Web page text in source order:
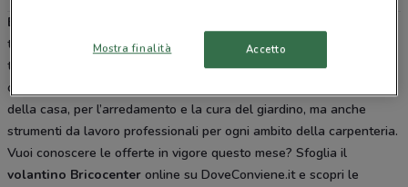
Bricocenter
tutto il materiale necessario per il bricolage. Presente su tutto il
territorio nazionale con i suoi numerosi megastore,Bricocenter
offre tantissimi prodotti delle migliori marche per la ristrutturazione
della casa, per l’arredamento e la cura del giardino, ma anche
strumenti da lavoro professionali per ogni ambito della carpenteria.
Vuoi conoscere le offerte in vigore questo mese? Sfoglia il
volantino Bricocenter online su DoveConviene.it e scopri le
Mostra finalità Accetto